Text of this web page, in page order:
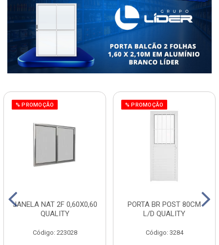
% PROMOÇÃO
JANELA NAT 2F 0,60X0,60
QUALITY
Código: 223028
% PROMOÇÃO
PORTA BR POST 80CM
L/D QUALITY
Código: 3284